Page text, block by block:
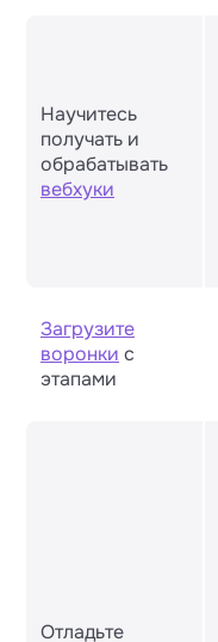
Научитесь
получать и
обрабатывать
вебхуки
Загрузите
воронки с
этапами
Отладьте